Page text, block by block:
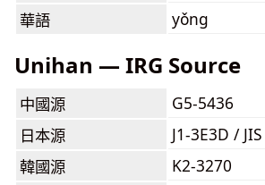
華語
yǒng
Unihan — IRG Source
中國源
G5-5436
日本源
J1-3E3D /
韓國源
K2-3270